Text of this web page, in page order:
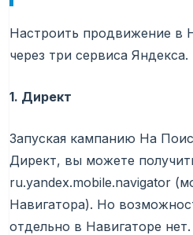
Настроить продвижение в
через три сервиса Яндекса.
1. Директ
Запуская кампанию На
Директ, вы можете
ru.yandex.mobile.navigator
Навигатора). Но
отдельно в Навигаторе